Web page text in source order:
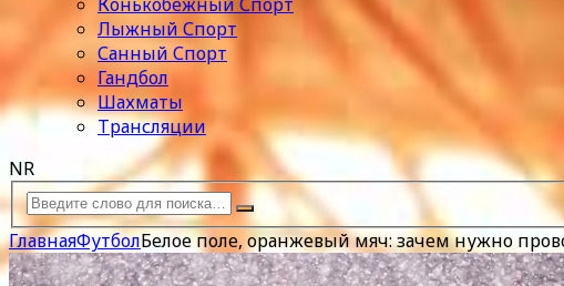
Лыжный Спорт
Санный Спорт
Гандбол
Шахматы
Трансляции
NR
ГлавнаяФутболБелое поле, оранжевый мяч: зачем нужно